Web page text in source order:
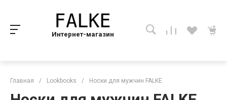
Интернет-магазин
Главная / Lookbooks / Носки для мужчин FALKE